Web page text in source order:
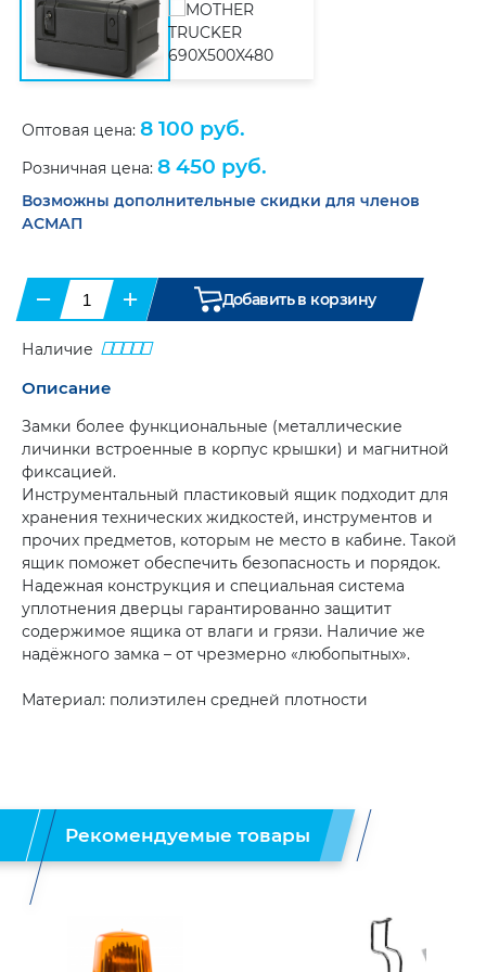
Маяки
проблесковые.
Светодиодные (11)
продукция
Бумага
тахографа
и
Климатическая
техника (2)
Справочная
литература (6)
Папки
и
портфели (8)
инструментальные (20)
Карты
браслеты
противоскольжения (12)
Аксессуары
Оптовая цена: 8 100 руб.
Розничная цена: 8 450 руб.
Возможны дополнительные скидки для членов
АСМАП
− + Добавить в корзину
Наличие
Описание
Замки более функциональные (металлические
личинки встроенные в корпус крышки) и магнитной
фиксацией.
Инструментальный пластиковый ящик подходит для
хранения технических жидкостей, инструментов и
прочих предметов, которым не место в кабине. Такой
ящик поможет обеспечить безопасность и порядок.
Надежная конструкция и специальная система
уплотнения дверцы гарантированно защитит
содержимое ящика от влаги и грязи. Наличие же
надёжного замка – от чрезмерно «любопытных».
Материал: полиэтилен средней плотности
Рекомендуемые товары